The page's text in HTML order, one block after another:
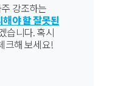
강조하는
해야 할 잘못된
습니다. 혹시
크해 보세요!